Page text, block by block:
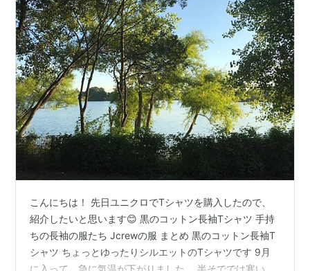
こんにちは！ 先日ユニクロでTシャツを購入したので、
紹介したいと思います😊 黒のコットン長袖Tシャツ 手持
ちの長袖の服たち Jcrewの服 まとめ 黒のコットン長袖T
シャツ ちょっとゆったりシルエットのTシャツです 9月